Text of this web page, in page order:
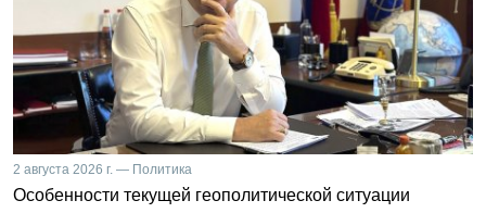
2 августа 2026 г. — Политика
Особенности текущей геополитической ситуации